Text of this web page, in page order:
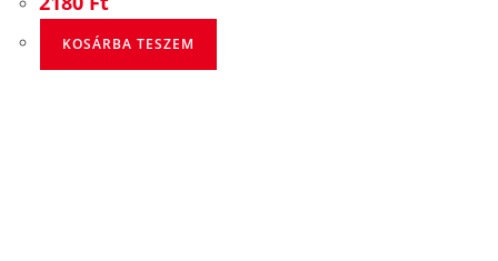
KOSÁRBA TESZEM